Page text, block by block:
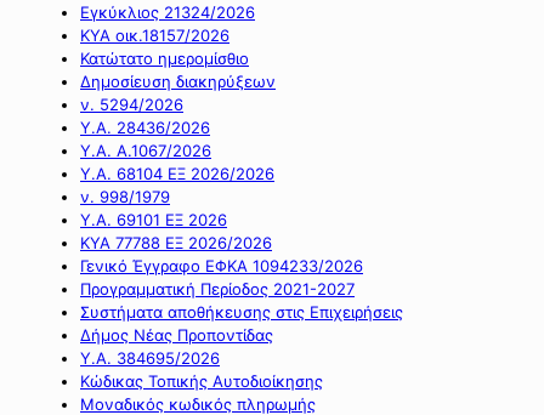
Εγκύκλιος 21324/2026
ΚΥΑ οικ.18157/2026
Κατώτατο ημερομίσθιο
Δημοσίευση διακηρύξεων
ν. 5294/2026
Υ.Α. 28436/2026
Υ.Α. Α.1067/2026
Υ.Α. 68104 ΕΞ 2026/2026
ν. 998/1979
Υ.Α. 69101 ΕΞ 2026
ΚΥΑ 77788 ΕΞ 2026/2026
Γενικό Έγγραφο ΕΦΚΑ 1094233/2026
Προγραμματική Περίοδος 2021-2027
Συστήματα αποθήκευσης στις Επιχειρήσεις
Δήμος Νέας Προποντίδας
Υ.Α. 384695/2026
Κώδικας Τοπικής Αυτοδιοίκησης
Μοναδικός κωδικός πληρωμής